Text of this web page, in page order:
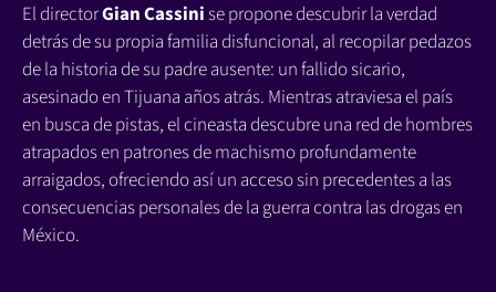
El directorGian Cassinise propone descubrir la verdad
detrás de su propia familia disfuncional, al recopilar pedazos
de la historia de su padre ausente: un fallido sicario,
asesinado en Tijuana años atrás. Mientras atraviesa el país
en busca de pistas, el cineasta descubre una red de hombres
atrapados en patrones de machismo profundamente
arraigados, ofreciendo así un acceso sin precedentes a las
consecuencias personales de la guerra contra las drogas en
México.